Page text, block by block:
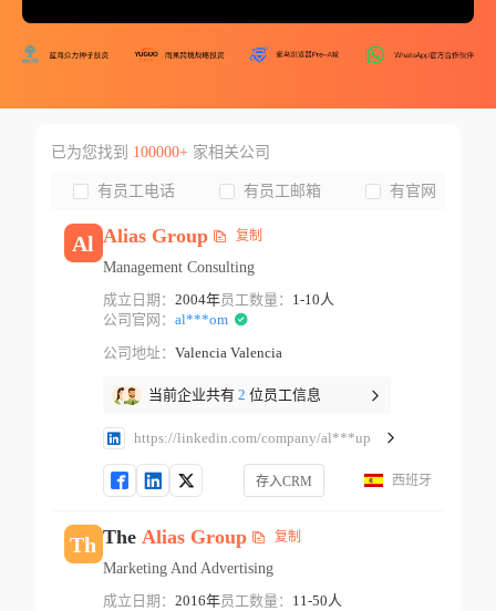
已为您找到 100000+家相关公司
有员工电话 有员工邮箱 有官网
Al Alias Group 复制
Management Consulting
成立日期： 2004年员工数量： 1-10人
公司官网： al***om
公司地址： Valencia Valencia
当前企业共有 2 位员工信息
https://linkedin.com/company/al***up
存入CRM 西班牙
Th The Alias Group 复制
Marketing And Advertising
成立日期： 2016年员工数量： 11-50人